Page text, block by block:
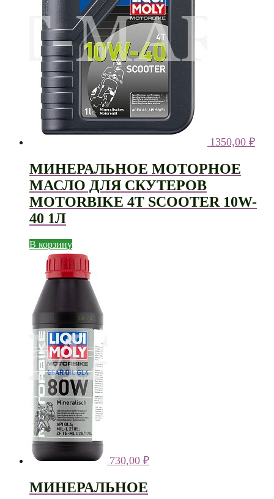
1350,00 ₽
МИНЕРАЛЬНОЕ МОТОРНОЕ
МАСЛО ДЛЯ СКУТЕРОВ
MOTORBIKE 4T SCOOTER 10W-
40 1Л
В корзину
730,00 ₽
МИНЕРАЛЬНОЕ